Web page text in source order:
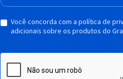
Você concorda com a política de
adicionais sobre os produtos do